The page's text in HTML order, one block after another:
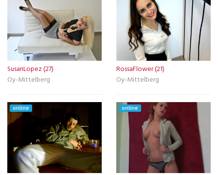
SusanLopez (27)
Oy-Mittelberg
RossaFlower (21)
Oy-Mittelberg
online online